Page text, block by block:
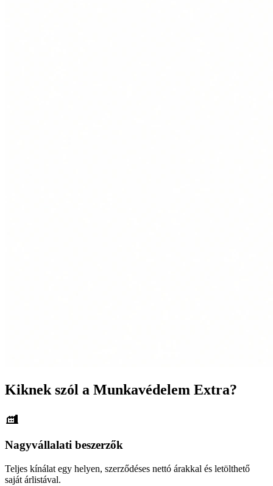
Kiknek szól a Munkavédelem Extra?
Nagyvállalati beszerzők
Teljes kínálat egy helyen, szerződéses nettó árakkal és letölthető
saját árlistával.